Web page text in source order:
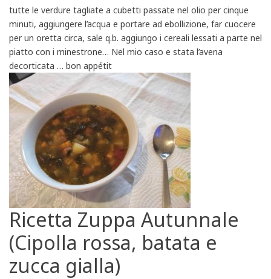
tutte le verdure tagliate a cubetti passate nel olio per cinque
minuti, aggiungere l’acqua e portare ad ebollizione, far cuocere
per un oretta circa, sale q.b. aggiungo i cereali lessati a parte nel
piatto con i minestrone… Nel mio caso e stata l’avena
decorticata … bon appétit
Ricetta Zuppa Autunnale
(Cipolla rossa, batata e
zucca gialla)